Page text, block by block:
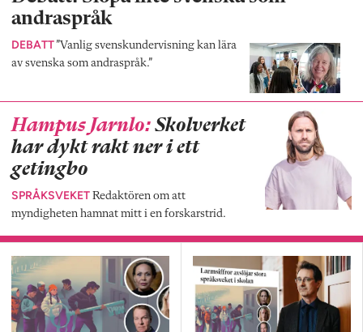
andraspråk
DEBATT”Vanlig svenskundervisning kan lära
av svenska som andraspråk.”
Hampus Jarnlo: Skolverket
har dykt rakt ner i ett
getingbo
SPRÅKSVEKET Redaktören om att
myndigheten hamnat mitt i en forskarstrid.